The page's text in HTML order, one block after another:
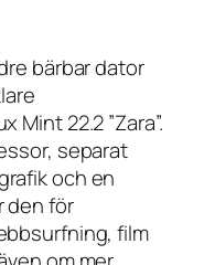
bärbar dator
Mint 22.2 ”Zara”.
separat
och en
den för
film